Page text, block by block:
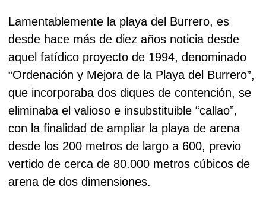
Lamentablemente la playa del Burrero, es
desde hace más de diez años noticia desde
aquel fatídico proyecto de 1994, denominado
“Ordenación y Mejora de la Playa del Burrero”,
que incorporaba dos diques de contención, se
eliminaba el valioso e insubstituible “callao”,
con la finalidad de ampliar la playa de arena
desde los 200 metros de largo a 600, previo
vertido de cerca de 80.000 metros cúbicos de
arena de dos dimensiones.